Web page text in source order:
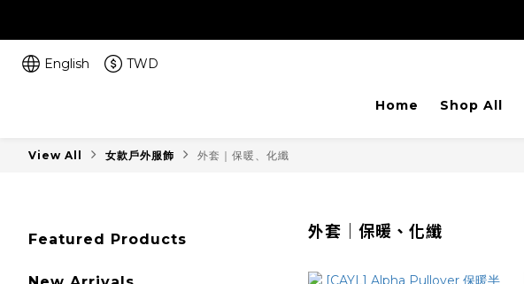
English TWD
Home Shop All
View All 女款戶外服飾 外套｜保暖、化纖
Featured Products 外套｜保暖、化纖